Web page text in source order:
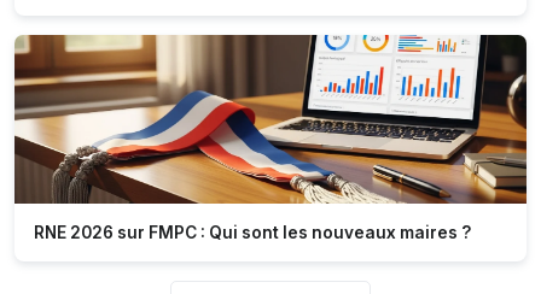
RNE 2026 sur FMPC : Qui sont les nouveaux maires ?